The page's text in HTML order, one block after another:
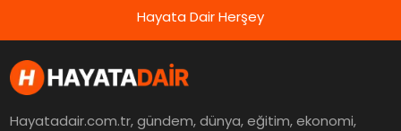
Hayata Dair Herşey
Hayatadair.com.tr, gündem, dünya, eğitim, ekonomi,